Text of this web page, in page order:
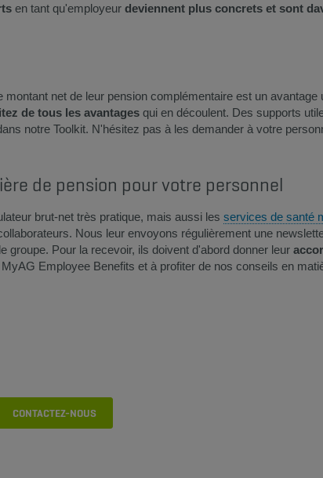
en tant qu'employeur deviennent plus concrets et sont
net de leur pension complémentaire est un avantage
de tous les avantages qui en découlent. Des supports
notre Toolkit. N'hésitez pas à les demander à votre
de pension pour votre personnel
brut-net très pratique, mais aussi les services de santé
Nous leur envoyons régulièrement une
Pour la recevoir, ils doivent d'abord donner leur
Employee Benefits et à profiter de nos conseils en
CONTACTEZ-NOUS